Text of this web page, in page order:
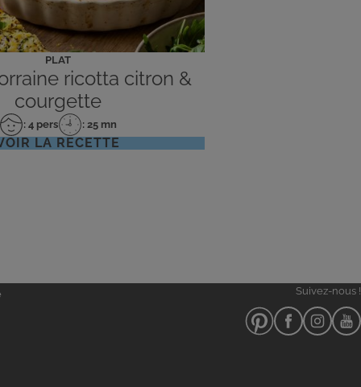
PLAT
ricotta citron &
courgette
Nombre
: 4 pers
Temps
de
: 25 mn
LA RECETTE
Suivez-nous !
Notre
pinterest
Notre
facebook
Notre